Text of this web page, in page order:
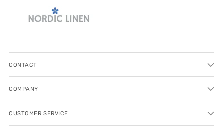
CONTACT
COMPANY
CUSTOMER SERVICE